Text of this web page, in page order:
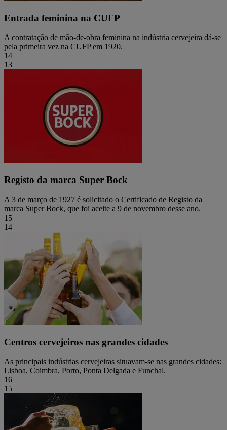
Entrada feminina na CUFP
A contratação de mão-de-obra feminina na indústria cervejeira dá-se
pela primeira vez na CUFP em 1920.
14
13
Registo da marca Super Bock
A 3 de março de 1927 é solicitado o Certificado de Registo da
marca Super Bock, que foi aceite a 9 de novembro desse ano.
15
14
Centros cervejeiros nas grandes cidades
As principais indústrias cervejeiras situavam-se nas grandes cidades:
Lisboa, Coimbra, Porto, Ponta Delgada e Funchal.
16
15